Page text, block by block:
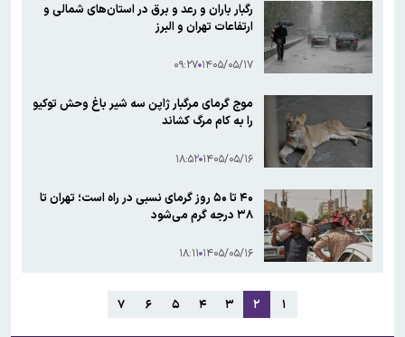
رگبار باران و رعد و برق در استان‌های شمالی و
ارتفاعات تهران و البرز
۱۴۰۵/۰۵/۱۷ ۰۹:۲۷
موج گرمای مرگبار ژاپن سه شیر باغ وحش توکیو
را به کام مرگ کشاند
۱۴۰۵/۰۵/۱۶ ۱۸:۵۲
۴۰ تا ۵۰ روز گرمای نسبی در راه است؛ تهران تا
۳۸ درجه گرم می‌شود
۱۴۰۵/۰۵/۱۶ ۱۸:۱۱
۱ ۲ ۳ ۴ ۵ ۶ ۷